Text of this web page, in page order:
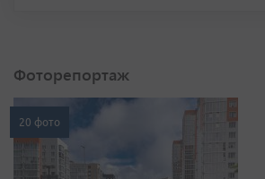
Фоторепортаж
20 фото